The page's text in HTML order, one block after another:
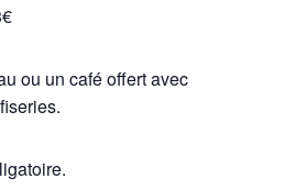
ou un café offert avec